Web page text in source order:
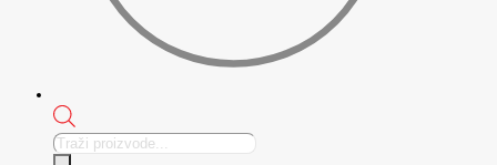
Products